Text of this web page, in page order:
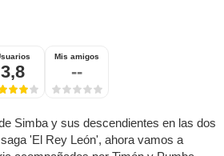
3,8
Mis amigos
--
Simba y sus descendientes en las dos
'El Rey León', ahora vamos a